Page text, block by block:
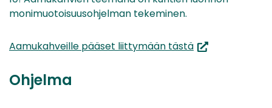
monimuotoisuusohjelman tekeminen.
Aamukahveille pääset liittymään tästä(siirryt
Ohjelma